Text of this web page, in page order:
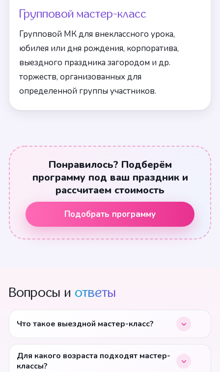
Групповой мастер-класс
Групповой МК для внеклассного урока,
юбилея или дня рождения, корпоратива,
выездного праздника загородом и др.
торжеств, организованных для
определенной группы участников.
Понравилось? Подберём
программу под ваш праздник и
рассчитаем стоимость
Подобрать программу
Вопросы и ответы
Что такое выездной мастер-класс?
Для какого возраста подходят мастер-
классы?